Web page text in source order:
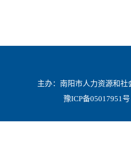
主办：南阳市人力资源和
豫ICP备05017951号